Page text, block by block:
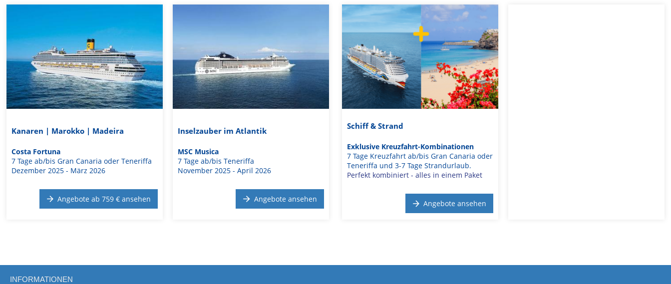
Kanaren | Marokko | Madeira
Costa Fortuna
7 Tage ab/bis Gran Canaria oder Teneriffa
Dezember 2025 - März 2026
Angebote ab 759 € ansehen
Inselzauber im Atlantik
MSC Musica
7 Tage ab/bis Teneriffa
November 2025 - April 2026
Angebote ansehen
Schiff & Strand
Exklusive Kreuzfahrt-Kombinationen
7 Tage Kreuzfahrt ab/bis Gran Canaria oder
Teneriffa und 3-7 Tage Strandurlaub.
Perfekt kombiniert - alles in einem Paket
Angebote ansehen
INFORMATIONEN